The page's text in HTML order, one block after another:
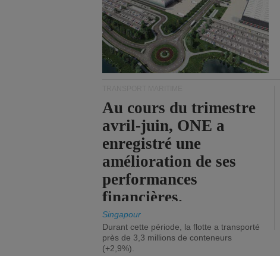
Au cours du trimestre
avril-juin, ONE a
enregistré une
amélioration de ses
performances
financières.
Singapour
Durant cette période, la flotte a transporté
près de 3,3 millions de conteneurs
(+2,9%).